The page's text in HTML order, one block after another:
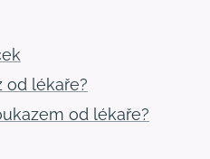
od lékaře?
od lékaře?